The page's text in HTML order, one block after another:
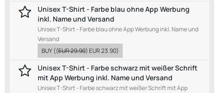
Unisex T-Shirt - Farbe blau ohne App Werbung
inkl. Name und Versand
Unisex T-Shirt - Farbe blau ohne App Werbung inkl. Name und
Versand
BUY((EUR 29.90)EUR 23.90)
Unisex T-Shirt - Farbe schwarz mit weißer Schrift
mit App Werbung inkl. Name und Versand
Unisex T-Shirt - Farbe schwarz mit weißer Schrift mit App